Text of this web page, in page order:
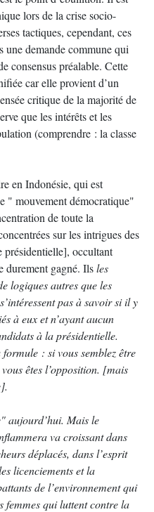
lors de la crise socio-
tactiques, cependant, ces
une demande commune qui
consensus préalable. Cette
car elle provient d’un
critique de la majorité de
que les intérêts et les
(comprendre : la classe
en Indonésie, qui est
" mouvement démocratique"
de toute la
sur les intrigues des
présidentielle], occultant
durement gagné. Ilsles
logiques autres que les
pas à savoir si il y
à eux et n’ayant aucun
à la présidentielle.
formule : si vous semblez être
êtes l’opposition. [mais
aujourd’hui. Mais le
va croissant dans
déplacés, dans l’esprit
licenciements et la
de l’environnement qui
femmes qui luttent contre la